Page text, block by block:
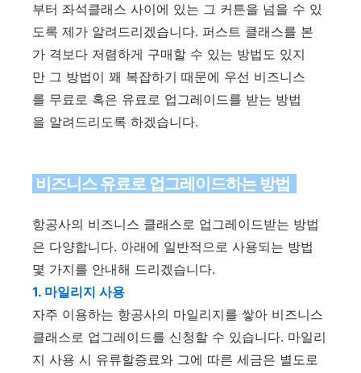
부터 좌석클래스 사이에 있는 그 커튼을 넘을 수 있
도록 제가 알려드리겠습니다. 퍼스트 클래스를 본
가 격보다 저렴하게 구매할 수 있는 방법도 있지
만 그 방법이 꽤 복잡하기 때문에 우선 비즈니스
를 무료로 혹은 유료로 업그레이드를 받는 방법
을 알려드리도록 하겠습니다.
비즈니스 유료로 업그레이드하는 방법
항공사의 비즈니스 클래스로 업그레이드받는 방법
은 다양합니다. 아래에 일반적으로 사용되는 방법
몇 가지를 안내해 드리겠습니다.
1. 마일리지 사용
자주 이용하는 항공사의 마일리지를 쌓아 비즈니스
클래스로 업그레이드를 신청할 수 있습니다. 마일리
지 사용 시 유류할증료와 그에 따른 세금은 별도로